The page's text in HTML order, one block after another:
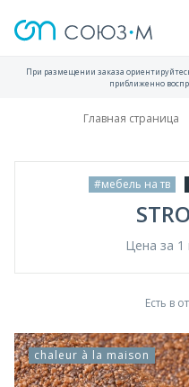
При размещении заказа
приближенно
Главная страница
#мебель на тв
Цена за 1
Есть в
chaleur à la maison